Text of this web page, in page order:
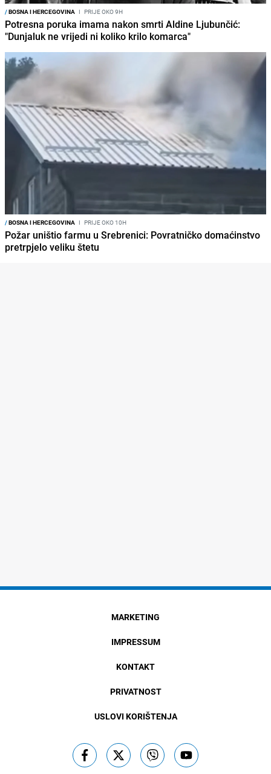
/BOSNA I HERCEGOVINA I PRIJE OKO 9H
Potresna poruka imama nakon smrti Aldine Ljubunčić:
"Dunjaluk ne vrijedi ni koliko krilo komarca"
/BOSNA I HERCEGOVINA I PRIJE OKO 10H
Požar uništio farmu u Srebrenici: Povratničko domaćinstvo
pretrpjelo veliku štetu
MARKETING
IMPRESSUM
KONTAKT
PRIVATNOST
USLOVI KORIŠTENJA